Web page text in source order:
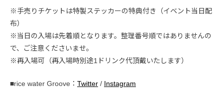
※手売りチケットは特製ステッカーの特典付き（イベント当日配
布）
※当日の入場は先着順となります。整理番号順ではありませんの
で、ご注意くださいませ。
※再入場可（再入場時別途1ドリンク代頂戴いたします）
■rice water Groove： Twitter / Instagram